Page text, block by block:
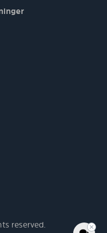
reserved.